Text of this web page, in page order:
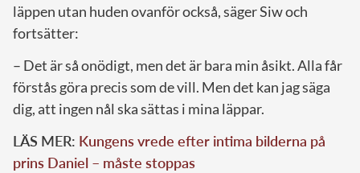
läppen utan huden ovanför också, säger Siw och
fortsätter:
– Det är så onödigt, men det är bara min åsikt. Alla får
förstås göra precis som de vill. Men det kan jag säga
dig, att ingen nål ska sättas i mina läppar.
LÄS MER: Kungens vrede efter intima bilderna på
prins Daniel – måste stoppas